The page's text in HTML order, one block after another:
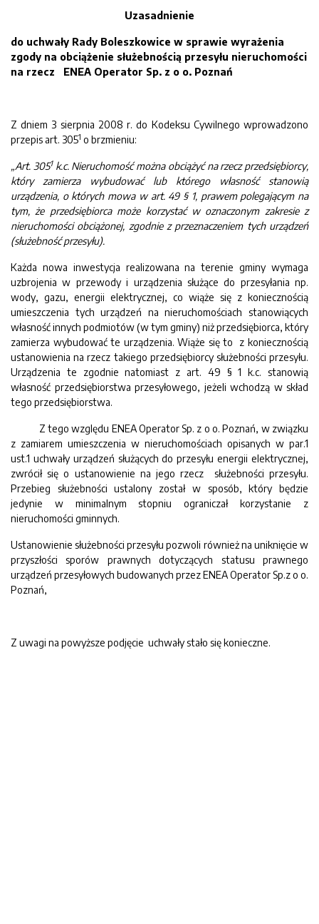
Uzasadnienie
do uchwały Rady Boleszkowice w sprawie wyrażenia
zgody na obciążenie służebnością przesyłu nieruchomości
na rzecz ENEA Operator Sp. z o o. Poznań
Z dniem 3 sierpnia 2008 r. do Kodeksu Cywilnego wprowadzono
przepis art. 3051 o brzmieniu:
„Art. 3051 k.c. Nieruchomość można obciążyć na rzecz przedsiębiorcy,
który zamierza wybudować lub którego własność stanowią
urządzenia, o których mowa w art. 49 § 1, prawem polegającym na
tym, że przedsiębiorca może korzystać w oznaczonym zakresie z
nieruchomości obciążonej, zgodnie z przeznaczeniem tych urządzeń
(służebność przesyłu).
Każda nowa inwestycja realizowana na terenie gminy wymaga
uzbrojenia w przewody i urządzenia służące do przesyłania np.
wody, gazu, energii elektrycznej, co wiąże się z koniecznością
umieszczenia tych urządzeń na nieruchomościach stanowiących
własność innych podmiotów (w tym gminy) niż przedsiębiorca, który
zamierza wybudować te urządzenia. Wiąże się to z koniecznością
ustanowienia na rzecz takiego przedsiębiorcy służebności przesyłu.
Urządzenia te zgodnie natomiast z art. 49 § 1 k.c. stanowią
własność przedsiębiorstwa przesyłowego, jeżeli wchodzą w skład
tego przedsiębiorstwa.
Z tego względu ENEA Operator Sp. z o o. Poznań, w związku
z zamiarem umieszczenia w nieruchomościach opisanych w par.1
ust.1 uchwały urządzeń służących do przesyłu energii elektrycznej,
zwrócił się o ustanowienie na jego rzecz służebności przesyłu.
Przebieg służebności ustalony został w sposób, który będzie
jedynie w minimalnym stopniu ograniczał korzystanie z
nieruchomości gminnych.
Ustanowienie służebności przesyłu pozwoli również na uniknięcie w
przyszłości sporów prawnych dotyczących statusu prawnego
urządzeń przesyłowych budowanych przez ENEA Operator Sp.z o o.
Poznań,
Z uwagi na powyższe podjęcie uchwały stało się konieczne.